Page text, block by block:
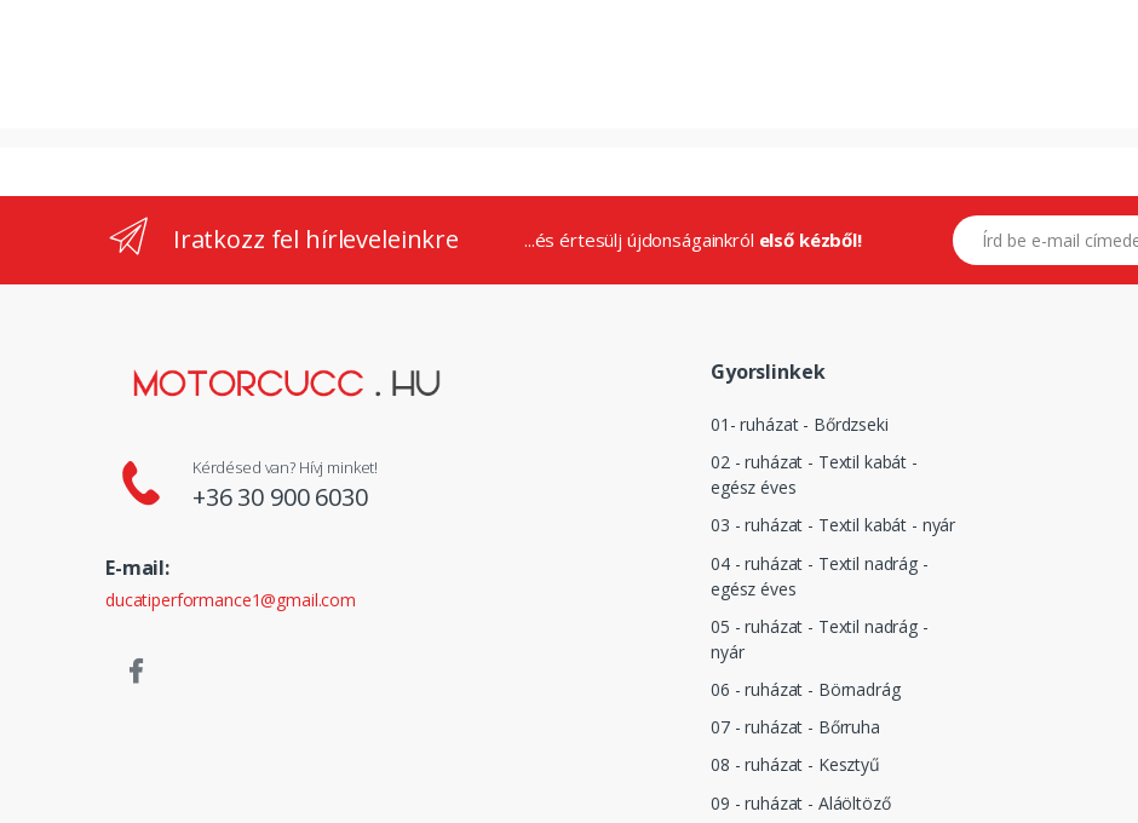
Iratkozz fel hírleveleinkre ...és értesülj újdonságainkról első kézből!
E-mail címed
Kérdésed van? Hívj minket!
+36 30 900 6030
E-mail:
ducatiperformance1@gmail.com
Gyorslinkek
01- ruházat - Bőrdzseki
02 - ruházat - Textil kabát -
egész éves
03 - ruházat - Textil kabát - nyár
04 - ruházat - Textil nadrág -
egész éves
05 - ruházat - Textil nadrág -
nyár
06 - ruházat - Börnadrág
07 - ruházat - Bőrruha
08 - ruházat - Kesztyű
09 - ruházat - Aláöltöző